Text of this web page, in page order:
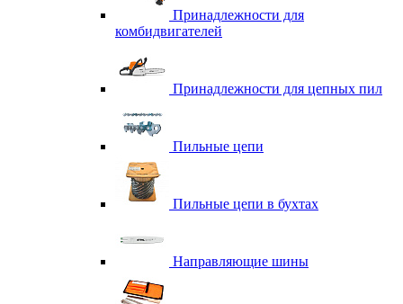
Принадлежности для
комбидвигателей
Принадлежности для цепных пил
Пильные цепи
Пильные цепи в бухтах
Направляющие шины